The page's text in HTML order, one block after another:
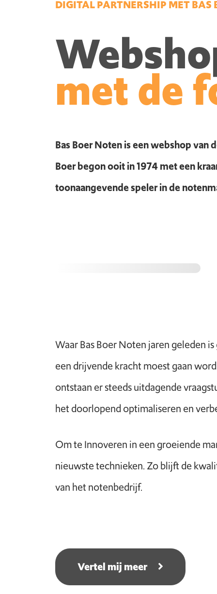
DIGITAL PARTNERSHIP MET BAS
met de
Bas Boer Noten is een webshop van
Boer begon ooit in 1974 met een
toonaangevende speler in de
Waar Bas Boer Noten jaren geleden
een drijvende kracht moest gaan
ontstaan er steeds uitdagende
het doorlopend optimaliseren en
Om te Innoveren in een groeiende
nieuwste technieken. Zo blijft de
van het notenbedrijf.
Vertel mij meer